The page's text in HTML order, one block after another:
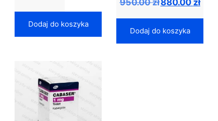
Dodaj do koszyka
cena
950.00 zł.
cena
880.00
Dodaj do koszyka